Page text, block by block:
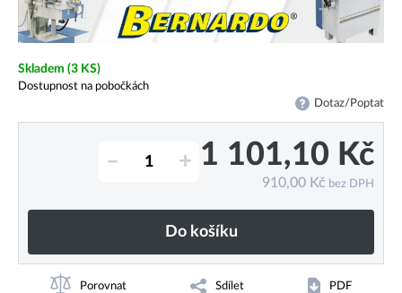
Skladem (3 KS)
Dostupnost na pobočkách
Dotaz/Poptat
– + 1 101,10 Kč
910,00 Kč bez DPH
Do košíku
Porovnat Sdílet PDF